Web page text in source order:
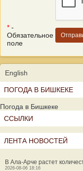
* -
Обязательное
поле
English
ПОГОДА В БИШКЕКЕ
Погода в Бишкеке
ССЫЛКИ
ЛЕНТА НОВОСТЕЙ
В Ала-Арче растет
2026-08-06 18:16